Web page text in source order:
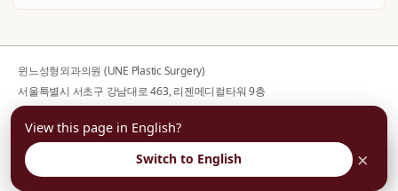
윈느성형외과의원 (UNE Plastic Surgery)
서울특별시 서초구 강남대로 463, 리젠메디컬타워 9층
사업자등록번호 176-44-00752
대표전화02-599-1888· 대표자 김의건
평일 10:00-19:00 / 토요일 10:00-16:00 / 일·공휴일 휴진
© 2022-2026 UNE Plastic Surgery 이용약관
View this page in English?
Switch to English ×
부담없이 상담예약